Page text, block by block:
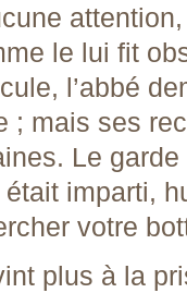
attention,
le lui fit
l’abbé
; mais ses
Le
imparti,
votre
plus à la